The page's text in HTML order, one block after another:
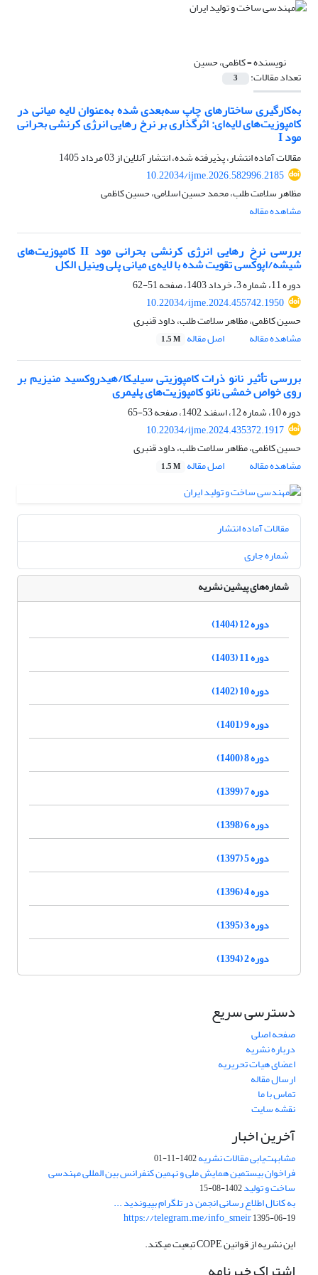
نویسنده =کاظمی، حسین
تعداد مقالات: 3
به‌کارگیری ساختارهای چاپ سه‌بعدی شده به‌عنوان لایه میانی در
کامپوزیت‌های لایه‌ای: اثرگذاری بر نرخ رهایی انرژی کرنشی بحرانی
مود I
مقالات آماده انتشار، پذیرفته شده، انتشار آنلاین از03 مرداد 1405
10.22034/ijme.2026.582996.2185
مظاهر سلامت طلب، محمد حسین اسلامی، حسین کاظمی
مشاهده مقاله
بررسی نرخ رهایی انرژی کرنشی بحرانی مود II کامپوزیت‌های
شیشه/اپوکسی تقویت شده با لایه‌ی میانی پلی وینیل الکل
دوره 11، شماره 3، خرداد 1403، صفحه
51-62
10.22034/ijme.2024.455742.1950
حسین کاظمی، مظاهر سلامت طلب، داود قنبری
مشاهده مقاله
اصل مقاله 1.5 M
بررسی تأثیر نانو ذرات کامپوزیتی سیلیکا/هیدروکسید منیزیم بر
روی خواص خمشی نانو کامپوزیت‌های پلیمری
دوره 10، شماره 12، اسفند 1402، صفحه
53-65
10.22034/ijme.2024.435372.1917
حسین کاظمی، مظاهر سلامت طلب، داود قنبری
مشاهده مقاله
اصل مقاله 1.5 M
مقالات آماده انتشار
شماره جاری
شماره‌های پیشین نشریه
دوره 12 (1404)
دوره 11 (1403)
دوره 10 (1402)
دوره 9 (1401)
دوره 8 (1400)
دوره 7 (1399)
دوره 6 (1398)
دوره 5 (1397)
دوره 4 (1396)
دوره 3 (1395)
دوره 2 (1394)
دسترسی سریع
صفحه اصلی
درباره نشریه
اعضای هیات تحریریه
ارسال مقاله
تماس با ما
نقشه سایت
آخرین اخبار
مشابهت‌یابی مقالات نشریه1402-11-01
فراخوان بیستمین همایش ملی و نهمین کنفرانس بین المللی مهندسی
ساخت و تولید1402-08-15
به کانال اطلاع رسانی انجمن در تلگرام بپیوندید ...
https://telegram.me/info_smeir1395-06-19
این نشریه از قوانین COPE تبعیت میکند.